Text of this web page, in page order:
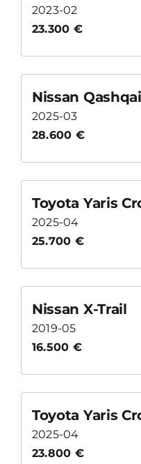
2023-02
23.300 €
Nissan Qashqai
2025-03
28.600 €
Toyota Yaris
2025-04
25.700 €
Nissan X-Trail
2019-05
16.500 €
Toyota Yaris
2025-04
23.800 €